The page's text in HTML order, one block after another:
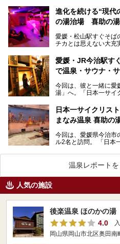
進化を続ける“現代
の湯治場 喜助の湯
愛媛・松山駅すぐそば
チカとは思えない大充
愛媛・JR今治駅す
で温泉・サウナ・
今回は、彼と一緒に愛媛
湯」へ。「日本一サイ
日本一サイクリス
まなみ温泉 喜助の
今回は、愛媛県今治市
ル2名と訪問。 「日本
温泉レポート
人気の施設
後楽温泉 ほのかの湯
4.0
岡山県岡山市北区奥田南